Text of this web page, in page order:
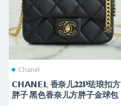
Chanel
𝗖𝗛𝗔𝗡𝗘𝗟 香奈儿𝟐𝟐𝗣珐琅扣方
胖子 黑色香奈儿方胖子金球包